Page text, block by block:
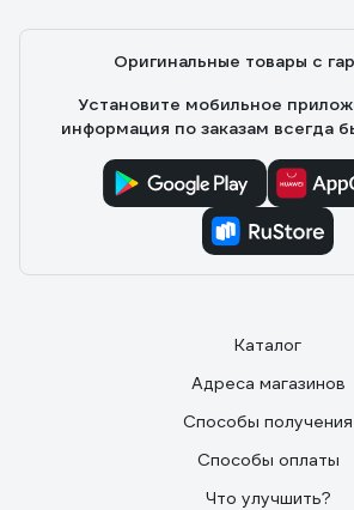
Оригинальные товары с
Установите мобильное
информация по заказам всегда
Каталог
Адреса магазинов
Способы получения
Способы оплаты
Что улучшить?